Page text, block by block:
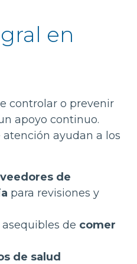
en
controlar o prevenir
apoyo continuo.
ayudan a los
de
para revisiones y
de comer
de salud